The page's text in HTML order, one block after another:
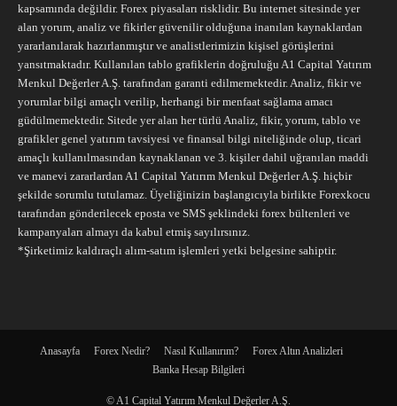
kapsamında değildir. Forex piyasaları risklidir. Bu internet sitesinde yer
alan yorum, analiz ve fikirler güvenilir olduğuna inanılan kaynaklardan
yararlanılarak hazırlanmıştır ve analistlerimizin kişisel görüşlerini
yansıtmaktadır. Kullanılan tablo grafiklerin doğruluğu A1 Capital Yatırım
Menkul Değerler A.Ş. tarafından garanti edilmemektedir. Analiz, fikir ve
yorumlar bilgi amaçlı verilip, herhangi bir menfaat sağlama amacı
güdülmemektedir. Sitede yer alan her türlü Analiz, fikir, yorum, tablo ve
grafikler genel yatırım tavsiyesi ve finansal bilgi niteliğinde olup, ticari
amaçlı kullanılmasından kaynaklanan ve 3. kişiler dahil uğranılan maddi
ve manevi zararlardan A1 Capital Yatırım Menkul Değerler A.Ş. hiçbir
şekilde sorumlu tutulamaz. Üyeliğinizin başlangıcıyla birlikte Forexkocu
tarafından gönderilecek eposta ve SMS şeklindeki forex bültenleri ve
kampanyaları almayı da kabul etmiş sayılırsınız.
*Şirketimiz kaldıraçlı alım-satım işlemleri yetki belgesine sahiptir.
Anasayfa Forex Nedir? Nasıl Kullanırım?
Forex Altın Analizleri
Banka Hesap Bilgileri
© A1 Capital Yatırım Menkul Değerler A.Ş.